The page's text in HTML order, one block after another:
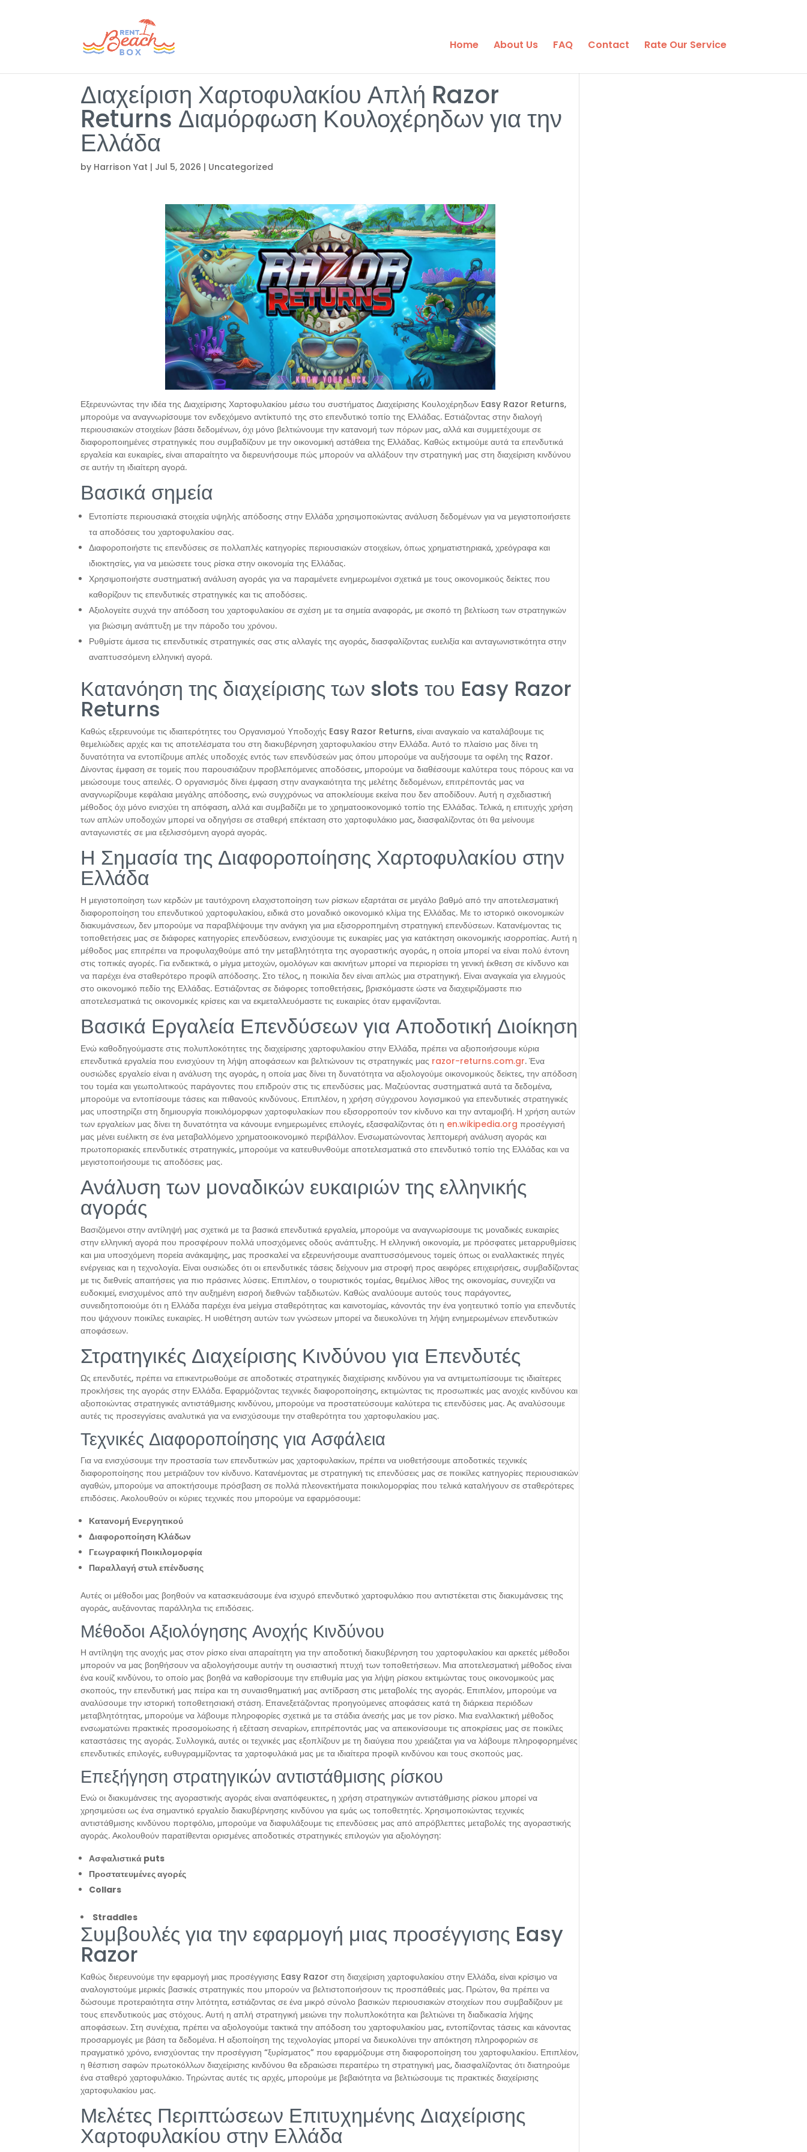
Home About Us FAQ Contact Rate Our Service
Διαχείριση Χαρτοφυλακίου Απλή Razor
Returns Διαμόρφωση Κουλοχέρηδων για την
Ελλάδα
by Harrison Yat | Jul 5, 2026 | Uncategorized
Εξερευνώντας την ιδέα της Διαχείρισης Χαρτοφυλακίου μέσω του συστήματος Διαχείρισης Κουλοχέρηδων Easy Razor Returns,
μπορούμε να αναγνωρίσουμε τον ενδεχόμενο αντίκτυπό της στο επενδυτικό τοπίο της Ελλάδας. Εστιάζοντας στην διαλογή
περιουσιακών στοιχείων βάσει δεδομένων, όχι μόνο βελτιώνουμε την κατανομή των πόρων μας, αλλά και συμμετέχουμε σε
διαφοροποιημένες στρατηγικές που συμβαδίζουν με την οικονομική αστάθεια της Ελλάδας. Καθώς εκτιμούμε αυτά τα επενδυτικά
εργαλεία και ευκαιρίες, είναι απαραίτητο να διερευνήσουμε πώς μπορούν να αλλάξουν την στρατηγική μας στη διαχείριση κινδύνου
σε αυτήν τη ιδιαίτερη αγορά.
Βασικά σημεία
Εντοπίστε περιουσιακά στοιχεία υψηλής απόδοσης στην Ελλάδα χρησιμοποιώντας ανάλυση δεδομένων για να μεγιστοποιήσετε
τα αποδόσεις του χαρτοφυλακίου σας.
Διαφοροποιήστε τις επενδύσεις σε πολλαπλές κατηγορίες περιουσιακών στοιχείων, όπως χρηματιστηριακά, χρεόγραφα και
ιδιοκτησίες, για να μειώσετε τους ρίσκα στην οικονομία της Ελλάδας.
Χρησιμοποιήστε συστηματική ανάλυση αγοράς για να παραμένετε ενημερωμένοι σχετικά με τους οικονομικούς δείκτες που
καθορίζουν τις επενδυτικές στρατηγικές και τις αποδόσεις.
Αξιολογείτε συχνά την απόδοση του χαρτοφυλακίου σε σχέση με τα σημεία αναφοράς, με σκοπό τη βελτίωση των στρατηγικών
για βιώσιμη ανάπτυξη με την πάροδο του χρόνου.
Ρυθμίστε άμεσα τις επενδυτικές στρατηγικές σας στις αλλαγές της αγοράς, διασφαλίζοντας ευελιξία και ανταγωνιστικότητα στην
αναπτυσσόμενη ελληνική αγορά.
Κατανόηση της διαχείρισης των slots του Easy Razor
Returns
Καθώς εξερευνούμε τις ιδιαιτερότητες του Οργανισμού Υποδοχής Easy Razor Returns, είναι αναγκαίο να καταλάβουμε τις
θεμελιώδεις αρχές και τις αποτελέσματα του στη διακυβέρνηση χαρτοφυλακίου στην Ελλάδα. Αυτό το πλαίσιο μας δίνει τη
δυνατότητα να εντοπίζουμε απλές υποδοχές εντός των επενδύσεών μας όπου μπορούμε να αυξήσουμε τα οφέλη της Razor.
Δίνοντας έμφαση σε τομείς που παρουσιάζουν προβλεπόμενες αποδόσεις, μπορούμε να διαθέσουμε καλύτερα τους πόρους και να
μειώσουμε τους απειλές. Ο οργανισμός δίνει έμφαση στην αναγκαιότητα της μελέτης δεδομένων, επιτρέποντάς μας να
αναγνωρίζουμε κεφάλαια μεγάλης απόδοσης, ενώ συγχρόνως να αποκλείουμε εκείνα που δεν αποδίδουν. Αυτή η σχεδιαστική
μέθοδος όχι μόνο ενισχύει τη απόφαση, αλλά και συμβαδίζει με το χρηματοοικονομικό τοπίο της Ελλάδας. Τελικά, η επιτυχής χρήση
των απλών υποδοχών μπορεί να οδηγήσει σε σταθερή επέκταση στο χαρτοφυλάκιο μας, διασφαλίζοντας ότι θα μείνουμε
ανταγωνιστές σε μια εξελισσόμενη αγορά αγοράς.
Η Σημασία της Διαφοροποίησης Χαρτοφυλακίου στην
Ελλάδα
Η μεγιστοποίηση των κερδών με ταυτόχρονη ελαχιστοποίηση των ρίσκων εξαρτάται σε μεγάλο βαθμό από την αποτελεσματική
διαφοροποίηση του επενδυτικού χαρτοφυλακίου, ειδικά στο μοναδικό οικονομικό κλίμα της Ελλάδας. Με το ιστορικό οικονομικών
διακυμάνσεων, δεν μπορούμε να παραβλέψουμε την ανάγκη για μια εξισορροπημένη στρατηγική επενδύσεων. Κατανέμοντας τις
τοποθετήσεις μας σε διάφορες κατηγορίες επενδύσεων, ενισχύουμε τις ευκαιρίες μας για κατάκτηση οικονομικής ισορροπίας. Αυτή η
μέθοδος μας επιτρέπει να προφυλαχθούμε από την μεταβλητότητα της αγοραστικής αγοράς, η οποία μπορεί να είναι πολύ έντονη
στις τοπικές αγορές. Για ενδεικτικά, ο μίγμα μετοχών, ομολόγων και ακινήτων μπορεί να περιορίσει τη γενική έκθεση σε κίνδυνο και
να παρέχει ένα σταθερότερο προφίλ απόδοσης. Στο τέλος, η ποικιλία δεν είναι απλώς μια στρατηγική. Είναι αναγκαία για ελιγμούς
στο οικονομικό πεδίο της Ελλάδας. Εστιάζοντας σε διάφορες τοποθετήσεις, βρισκόμαστε ώστε να διαχειριζόμαστε πιο
αποτελεσματικά τις οικονομικές κρίσεις και να εκμεταλλευόμαστε τις ευκαιρίες όταν εμφανίζονται.
Βασικά Εργαλεία Επενδύσεων για Αποδοτική Διοίκηση
Ενώ καθοδηγούμαστε στις πολυπλοκότητες της διαχείρισης χαρτοφυλακίου στην Ελλάδα, πρέπει να αξιοποιήσουμε κύρια
επενδυτικά εργαλεία που ενισχύουν τη λήψη αποφάσεων και βελτιώνουν τις στρατηγικές μας razor-returns.com.gr. Ένα
ουσιώδες εργαλείο είναι η ανάλυση της αγοράς, η οποία μας δίνει τη δυνατότητα να αξιολογούμε οικονομικούς δείκτες, την απόδοση
του τομέα και γεωπολιτικούς παράγοντες που επιδρούν στις τις επενδύσεις μας. Μαζεύοντας συστηματικά αυτά τα δεδομένα,
μπορούμε να εντοπίσουμε τάσεις και πιθανούς κινδύνους. Επιπλέον, η χρήση σύγχρονου λογισμικού για επενδυτικές στρατηγικές
μας υποστηρίζει στη δημιουργία ποικιλόμορφων χαρτοφυλακίων που εξισορροπούν τον κίνδυνο και την ανταμοιβή. Η χρήση αυτών
των εργαλείων μας δίνει τη δυνατότητα να κάνουμε ενημερωμένες επιλογές, εξασφαλίζοντας ότι η en.wikipedia.org προσέγγισή
μας μένει ευέλικτη σε ένα μεταβαλλόμενο χρηματοοικονομικό περιβάλλον. Ενσωματώνοντας λεπτομερή ανάλυση αγοράς και
πρωτοποριακές επενδυτικές στρατηγικές, μπορούμε να κατευθυνθούμε αποτελεσματικά στο επενδυτικό τοπίο της Ελλάδας και να
μεγιστοποιήσουμε τις αποδόσεις μας.
Ανάλυση των μοναδικών ευκαιριών της ελληνικής
αγοράς
Βασιζόμενοι στην αντίληψή μας σχετικά με τα βασικά επενδυτικά εργαλεία, μπορούμε να αναγνωρίσουμε τις μοναδικές ευκαιρίες
στην ελληνική αγορά που προσφέρουν πολλά υποσχόμενες οδούς ανάπτυξης. Η ελληνική οικονομία, με πρόσφατες μεταρρυθμίσεις
και μια υποσχόμενη πορεία ανάκαμψης, μας προσκαλεί να εξερευνήσουμε αναπτυσσόμενους τομείς όπως οι εναλλακτικές πηγές
ενέργειας και η τεχνολογία. Είναι ουσιώδες ότι οι επενδυτικές τάσεις δείχνουν μια στροφή προς αειφόρες επιχειρήσεις, συμβαδίζοντας
με τις διεθνείς απαιτήσεις για πιο πράσινες λύσεις. Επιπλέον, ο τουριστικός τομέας, θεμέλιος λίθος της οικονομίας, συνεχίζει να
ευδοκιμεί, ενισχυμένος από την αυξημένη εισροή διεθνών ταξιδιωτών. Καθώς αναλύουμε αυτούς τους παράγοντες,
συνειδητοποιούμε ότι η Ελλάδα παρέχει ένα μείγμα σταθερότητας και καινοτομίας, κάνοντάς την ένα γοητευτικό τοπίο για επενδυτές
που ψάχνουν ποικίλες ευκαιρίες. Η υιοθέτηση αυτών των γνώσεων μπορεί να διευκολύνει τη λήψη ενημερωμένων επενδυτικών
αποφάσεων.
Στρατηγικές Διαχείρισης Κινδύνου για Επενδυτές
Ως επενδυτές, πρέπει να επικεντρωθούμε σε αποδοτικές στρατηγικές διαχείρισης κινδύνου για να αντιμετωπίσουμε τις ιδιαίτερες
προκλήσεις της αγοράς στην Ελλάδα. Εφαρμόζοντας τεχνικές διαφοροποίησης, εκτιμώντας τις προσωπικές μας ανοχές κινδύνου και
αξιοποιώντας στρατηγικές αντιστάθμισης κινδύνου, μπορούμε να προστατεύσουμε καλύτερα τις επενδύσεις μας. Ας αναλύσουμε
αυτές τις προσεγγίσεις αναλυτικά για να ενισχύσουμε την σταθερότητα του χαρτοφυλακίου μας.
Τεχνικές Διαφοροποίησης για Ασφάλεια
Για να ενισχύσουμε την προστασία των επενδυτικών μας χαρτοφυλακίων, πρέπει να υιοθετήσουμε αποδοτικές τεχνικές
διαφοροποίησης που μετριάζουν τον κίνδυνο. Κατανέμοντας με στρατηγική τις επενδύσεις μας σε ποικίλες κατηγορίες περιουσιακών
αγαθών, μπορούμε να αποκτήσουμε πρόσβαση σε πολλά πλεονεκτήματα ποικιλομορφίας που τελικά καταλήγουν σε σταθερότερες
επιδόσεις. Ακολουθούν οι κύριες τεχνικές που μπορούμε να εφαρμόσουμε:
Κατανομή Ενεργητικού
Διαφοροποίηση Κλάδων
Γεωγραφική Ποικιλομορφία
Παραλλαγή στυλ επένδυσης
Αυτές οι μέθοδοι μας βοηθούν να κατασκευάσουμε ένα ισχυρό επενδυτικό χαρτοφυλάκιο που αντιστέκεται στις διακυμάνσεις της
αγοράς, αυξάνοντας παράλληλα τις επιδόσεις.
Μέθοδοι Αξιολόγησης Ανοχής Κινδύνου
Η αντίληψη της ανοχής μας στον ρίσκο είναι απαραίτητη για την αποδοτική διακυβέρνηση του χαρτοφυλακίου και αρκετές μέθοδοι
μπορούν να μας βοηθήσουν να αξιολογήσουμε αυτήν τη ουσιαστική πτυχή των τοποθετήσεων. Μια αποτελεσματική μέθοδος είναι
ένα κουίζ κινδύνου, το οποίο μας βοηθά να καθορίσουμε την επιθυμία μας για λήψη ρίσκου εκτιμώντας τους οικονομικούς μας
σκοπούς, την επενδυτική μας πείρα και τη συναισθηματική μας αντίδραση στις μεταβολές της αγοράς. Επιπλέον, μπορούμε να
αναλύσουμε την ιστορική τοποθετησιακή στάση. Επανεξετάζοντας προηγούμενες αποφάσεις κατά τη διάρκεια περιόδων
μεταβλητότητας, μπορούμε να λάβουμε πληροφορίες σχετικά με τα στάδια άνεσής μας με τον ρίσκο. Μια εναλλακτική μέθοδος
ενσωματώνει πρακτικές προσομοίωσης ή εξέταση σεναρίων, επιτρέποντάς μας να απεικονίσουμε τις αποκρίσεις μας σε ποικίλες
καταστάσεις της αγοράς. Συλλογικά, αυτές οι τεχνικές μας εξοπλίζουν με τη διαύγεια που χρειάζεται για να λάβουμε πληροφορημένες
επενδυτικές επιλογές, ευθυγραμμίζοντας τα χαρτοφυλάκιά μας με τα ιδιαίτερα προφίλ κινδύνου και τους σκοπούς μας.
Επεξήγηση στρατηγικών αντιστάθμισης ρίσκου
Ενώ οι διακυμάνσεις της αγοραστικής αγοράς είναι αναπόφευκτες, η χρήση στρατηγικών αντιστάθμισης ρίσκου μπορεί να
χρησιμεύσει ως ένα σημαντικό εργαλείο διακυβέρνησης κινδύνου για εμάς ως τοποθετητές. Χρησιμοποιώντας τεχνικές
αντιστάθμισης κινδύνου πορτφόλιο, μπορούμε να διαφυλάξουμε τις επενδύσεις μας από απρόβλεπτες μεταβολές της αγοραστικής
αγοράς. Ακολουθούν παρατίθενται ορισμένες αποδοτικές στρατηγικές επιλογών για αξιολόγηση:
Ασφαλιστικά puts
Προστατευμένες αγορές
Collars
Straddles
Συμβουλές για την εφαρμογή μιας προσέγγισης Easy
Razor
Καθώς διερευνούμε την εφαρμογή μιας προσέγγισης Easy Razor στη διαχείριση χαρτοφυλακίου στην Ελλάδα, είναι κρίσιμο να
αναλογιστούμε μερικές βασικές στρατηγικές που μπορούν να βελτιστοποιήσουν τις προσπάθειές μας. Πρώτον, θα πρέπει να
δώσουμε προτεραιότητα στην λιτότητα, εστιάζοντας σε ένα μικρό σύνολο βασικών περιουσιακών στοιχείων που συμβαδίζουν με
τους επενδυτικούς μας στόχους. Αυτή η απλή στρατηγική μειώνει την πολυπλοκότητα και βελτιώνει τη διαδικασία λήψης
αποφάσεων. Στη συνέχεια, πρέπει να αξιολογούμε τακτικά την απόδοση του χαρτοφυλακίου μας, εντοπίζοντας τάσεις και κάνοντας
προσαρμογές με βάση τα δεδομένα. Η αξιοποίηση της τεχνολογίας μπορεί να διευκολύνει την απόκτηση πληροφοριών σε
πραγματικό χρόνο, ενισχύοντας την προσέγγιση “ξυρίσματος” που εφαρμόζουμε στη διαφοροποίηση του χαρτοφυλακίου. Επιπλέον,
η θέσπιση σαφών πρωτοκόλλων διαχείρισης κινδύνου θα εδραιώσει περαιτέρω τη στρατηγική μας, διασφαλίζοντας ότι διατηρούμε
ένα σταθερό χαρτοφυλάκιο. Τηρώντας αυτές τις αρχές, μπορούμε με βεβαιότητα να βελτιώσουμε τις πρακτικές διαχείρισης
χαρτοφυλακίου μας.
Μελέτες Περιπτώσεων Επιτυχημένης Διαχείρισης
Χαρτοφυλακίου στην Ελλάδα